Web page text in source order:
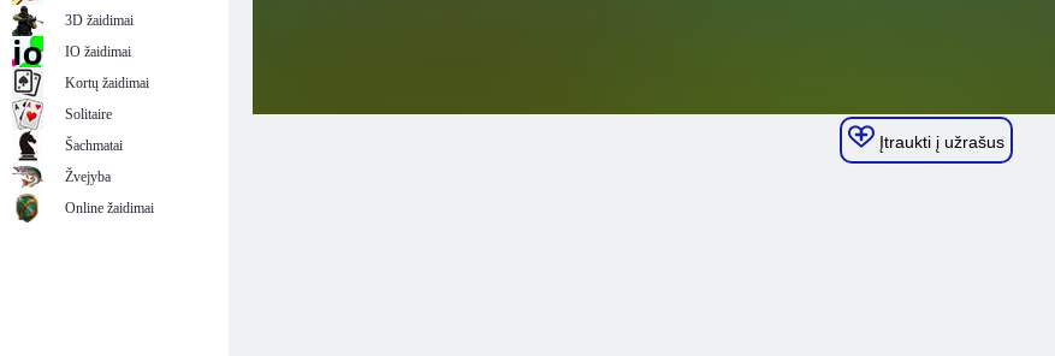
Įtraukti į užrašus
3D žaidimai
IO žaidimai
Kortų žaidimai
Solitaire
Šachmatai
Žvejyba
Online žaidimai